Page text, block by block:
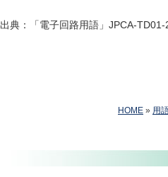
出典：「電子回路用語」JPCA-
HOME » 用